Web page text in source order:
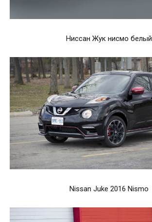
Ниссан Жук нисмо белый
Nissan Juke 2016 Nismo